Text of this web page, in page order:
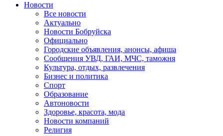
Новости
Все новости
Актуально
Новости Бобруйска
Официально
Городские объявления, анонсы, афиша
Сообщения УВД, ГАИ, МЧС, таможня
Культура, отдых, развлечения
Бизнес и политика
Спорт
Образование
Автоновости
Здоровье, красота, мода
Новости компаний
Религия